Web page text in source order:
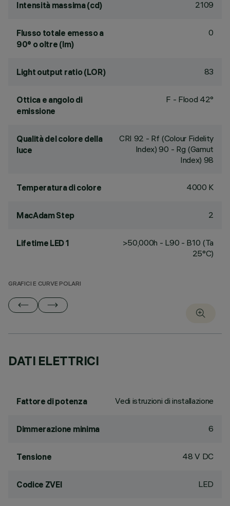
Intensità massima (cd) 2109
Flusso totale emesso a
90° o oltre (lm)
0
Light output ratio (LOR) 83
Ottica e angolo di
emissione
F - Flood 42°
Qualità del colore della
luce
CRI 92 - Rf (Colour Fidelity
Index) 90 - Rg (Gamut
Index) 98
Temperatura di colore 4000 K
MacAdam Step 2
Lifetime LED 1
>50,000h - L90 - B10 (Ta
25°C)
GRAFICI E CURVE POLARI
DATI ELETTRICI
Fattore di potenza Vedi istruzioni di installazione
Dimmerazione minima 6
Tensione 48 V DC
Codice ZVEI LED